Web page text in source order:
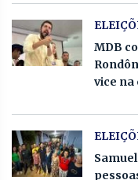
MDB
vice na